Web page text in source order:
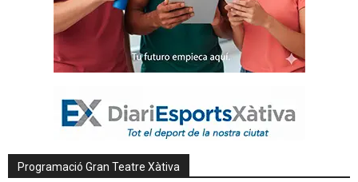
Programació Gran Teatre Xàtiva